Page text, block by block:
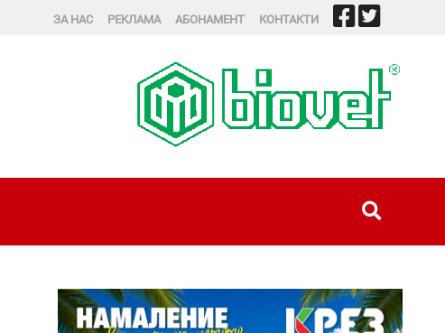
ЗА НАС РЕКЛАМА АБОНАМЕНТ КОНТАКТИ